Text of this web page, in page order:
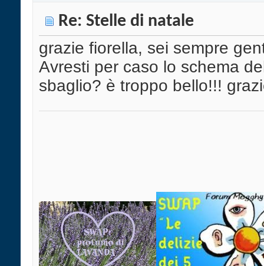
Re: Stelle di natale
grazie fiorella, sei sempre
Avresti per caso lo schema
sbaglio? è troppo bello!!!